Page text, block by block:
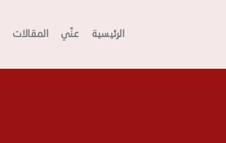
الرئيسية عنّي المقالات